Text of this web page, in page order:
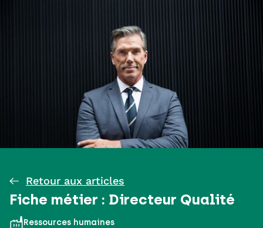
Retour aux articles
Fiche métier : Directeur Qualité
Ressources humaines